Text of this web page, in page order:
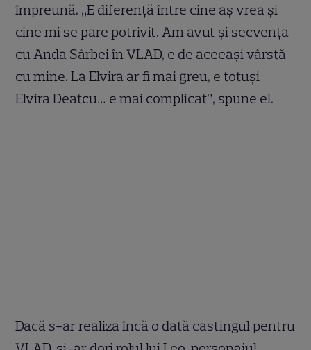
împreună. „E diferență între cine aș vrea și
cine mi se pare potrivit. Am avut și secvența
cu Anda Sârbei în VLAD, e de aceeași vârstă
cu mine. La Elvira ar fi mai greu, e totuși
Elvira Deatcu… e mai complicat”, spune el.
Dacă s-ar realiza încă o dată castingul pentru